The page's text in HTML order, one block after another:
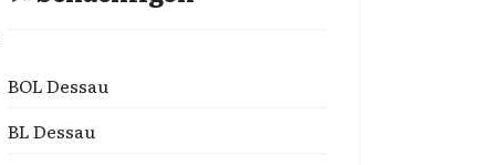
BOL Dessau
BL Dessau